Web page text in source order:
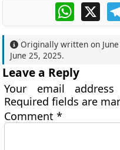
WhatsApp
X
Originally written on
June 25, 2025.
Leave a Reply
Your email
Required fields are
Comment*